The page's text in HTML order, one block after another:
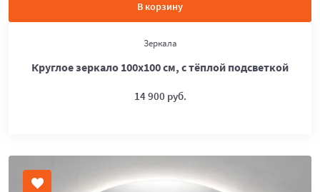
В корзину
Зеркала
Круглое зеркало 100х100 см, с тёплой подсветкой
14 900 руб.